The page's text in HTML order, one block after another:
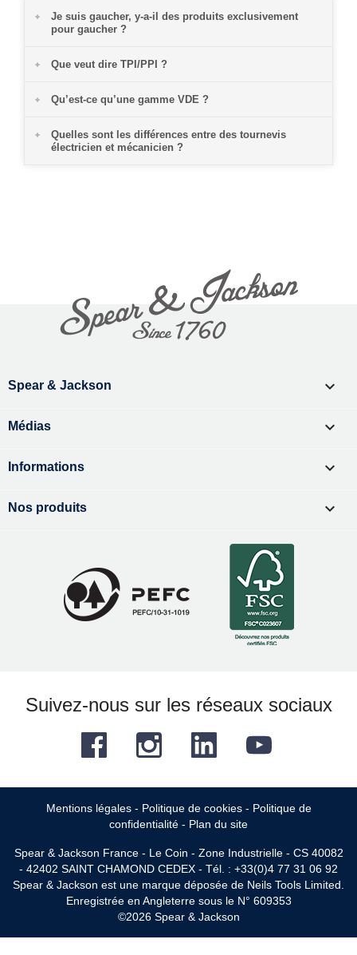
Je suis gaucher, y-a-il des produits exclusivement
pour gaucher ?
Que veut dire TPI/PPI ?
Qu’est-ce qu’une gamme VDE ?
Quelles sont les différences entre des tournevis
électricien et mécanicien ?
Spear & Jackson 
Médias 
Informations 
Nos produits 
Suivez-nous sur les réseaux sociaux
Facebook YouTube
Instagram LinkedIn
Mentions légales- Politique de cookies- Politique de
confidentialité - Plan du site
Spear & Jackson France - Le Coin - Zone Industrielle - CS 40082
- 42402 SAINT CHAMOND CEDEX - Tél. : +33(0)4 77 31 06 92
Spear & Jackson est une marque déposée de Neils Tools Limited.
Enregistrée en Angleterre sous le N° 609353
©2026 Spear & Jackson